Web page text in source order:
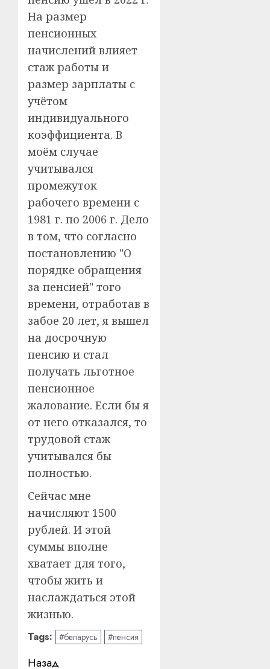
На размер
пенсионных
начислений влияет
стаж работы и
размер зарплаты с
учётом
индивидуального
коэффициента. В
моём случае
учитывался
промежуток
рабочего времени с
1981 г. по 2006 г. Дело
в том, что согласно
постановлению "О
порядке обращения
за пенсией" того
времени, отработав в
забое 20 лет, я вышел
на досрочную
пенсию и стал
получать льготное
пенсионное
жалование. Если бы я
от него отказался, то
трудовой стаж
учитывался бы
полностью.
Сейчас мне
начисляют 1500
рублей. И этой
суммы вполне
хватает для того,
чтобы жить и
наслаждаться этой
жизнью.
Tags: #беларусь #пенсия
Назад